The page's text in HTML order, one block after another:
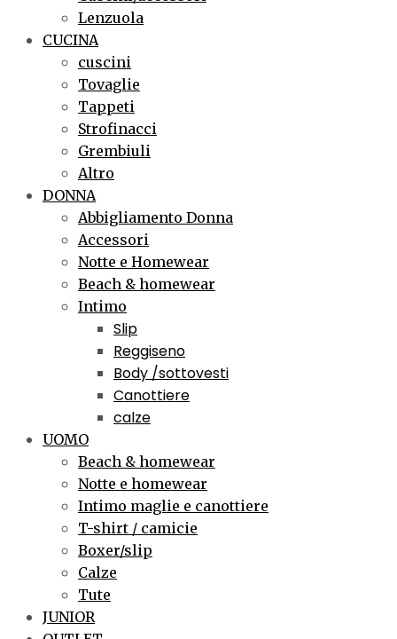
Lenzuola
CUCINA
cuscini
Tovaglie
Tappeti
Strofinacci
Grembiuli
Altro
DONNA
Abbigliamento Donna
Accessori
Notte e Homewear
Beach & homewear
Intimo
Slip
Reggiseno
Body /sottovesti
Canottiere
calze
UOMO
Beach & homewear
Notte e homewear
Intimo maglie e canottiere
T-shirt / camicie
Boxer/slip
Calze
Tute
JUNIOR